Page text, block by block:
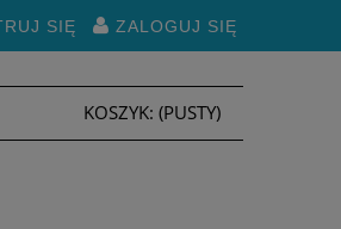
SIĘ ZALOGUJ SIĘ
KOSZYK: (PUSTY)